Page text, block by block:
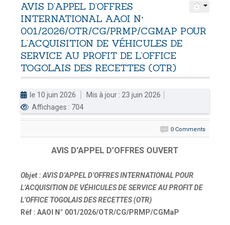
IMPÔTS
Le système fiscal
DOUANES
Douane Togolaise
Conserv. Foncière
ACTUALITES
Toute l'actualité!
CONTACT
Contactez OTR
AVIS D’APPEL D’OFFRES
INTERNATIONAL AAOI N°
001/2026/OTR/CG/PRMP/CGMAP POUR
L’ACQUISITION DE VÉHICULES DE
SERVICE AU PROFIT DE L’OFFICE
TOGOLAIS DES RECETTES (OTR)
le 10 juin 2026
Mis à jour : 23 juin 2026
Affichages : 704
0 Comments
AVIS D’APPEL D’OFFRES OUVERT
Objet : AVIS D’APPEL D’OFFRES INTERNATIONAL POUR
L’ACQUISITION DE VÉHICULES DE SERVICE AU PROFIT DE
L’OFFICE TOGOLAIS DES RECETTES (OTR)
Réf : AAOI N° 001/2026/OTR/CG/PRMP/CGMaP